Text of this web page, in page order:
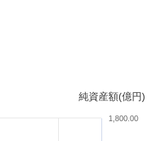
純資産額(億円)
1,800.00